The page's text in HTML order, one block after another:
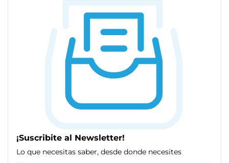
¡Suscribite al Newsletter!
Lo que necesitas saber, desde donde necesites